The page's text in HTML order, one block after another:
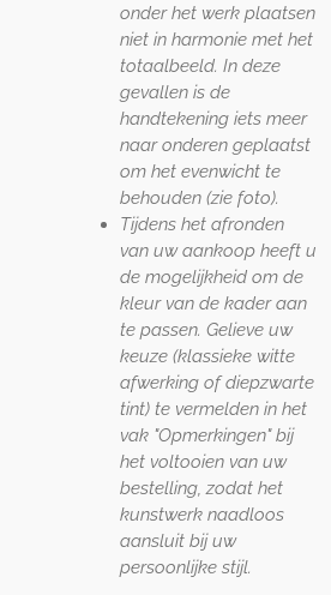
onder het werk plaatsen
niet in harmonie met het
totaalbeeld. In deze
gevallen is de
handtekening iets meer
naar onderen geplaatst
om het evenwicht te
behouden (zie foto).
Tijdens het afronden
van uw aankoop heeft u
de mogelijkheid om de
kleur van de kader aan
te passen. Gelieve uw
keuze (klassieke witte
afwerking of diepzwarte
tint) te vermelden in het
vak "Opmerkingen" bij
het voltooien van uw
bestelling, zodat het
kunstwerk naadloos
aansluit bij uw
persoonlijke stijl.